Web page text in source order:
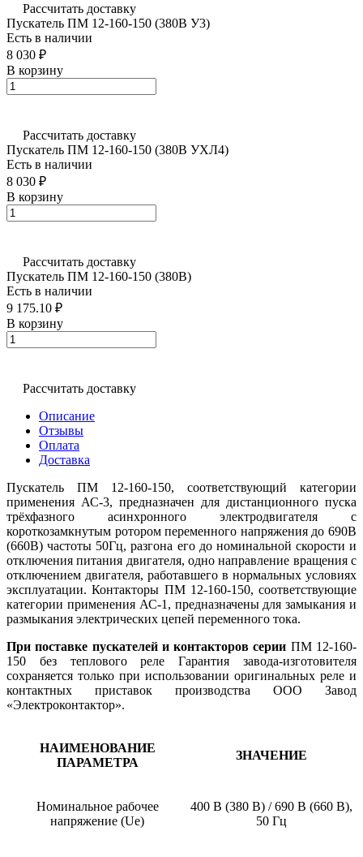
Рассчитать доставку
Пускатель ПМ 12-160-150 (380В У3)
Есть в наличии
8 030 ₽
В корзину
Рассчитать доставку
Пускатель ПМ 12-160-150 (380В УХЛ4)
Есть в наличии
8 030 ₽
В корзину
Рассчитать доставку
Пускатель ПМ 12-160-150 (380В)
Есть в наличии
9 175.10 ₽
В корзину
Рассчитать доставку
Описание
Отзывы
Оплата
Доставка
Пускатель ПМ 12-160-150, соответствующий категории
применения АС-3, предназначен для дистанционного пуска
трёхфазного асинхронного электродвигателя с
короткозамкнутым ротором переменного напряжения до 690В
(660В) частоты 50Гц, разгона его до номинальной скорости и
отключения питания двигателя, одно направление вращения с
отключением двигателя, работавшего в нормальных условиях
эксплуатации. Контакторы ПМ 12-160-150, соответствующие
категории применения АС-1, предназначены для замыкания и
размыкания электрических цепей переменного тока.
При поставке пускателей и контакторов серии ПМ 12-160-
150 без теплового реле Гарантия завода-изготовителя
сохраняется только при использовании оригинальных реле и
контактных приставок производства ООО Завод
«Электроконтактор».
НАИМЕНОВАНИЕ
ПАРАМЕТРА
ЗНАЧЕНИЕ
Номинальное рабочее
напряжение (Ue)
400 В (380 В) / 690 В (660 В),
50 Гц